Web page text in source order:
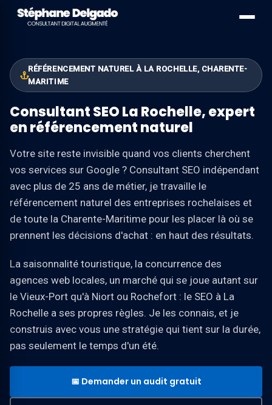
RÉFÉRENCEMENT NATUREL À LA ROCHELLE, CHARENTE-
MARITIME
Consultant SEO La Rochelle, expert
en référencement naturel
Votre site reste invisible quand vos clients cherchent
vos services sur Google ? Consultant SEO indépendant
avec plus de 25 ans de métier, je travaille le
référencement naturel des entreprises rochelaises et
de toute la Charente-Maritime pour les placer là où se
prennent les décisions d'achat : en haut des résultats.
La saisonnalité touristique, la concurrence des
agences web locales, un marché qui se joue autant sur
le Vieux-Port qu'à Niort ou Rochefort : le SEO à La
Rochelle a ses propres règles. Je les connais, et je
construis avec vous une stratégie qui tient sur la durée,
pas seulement le temps d'un été.
📅 Demander un audit gratuit